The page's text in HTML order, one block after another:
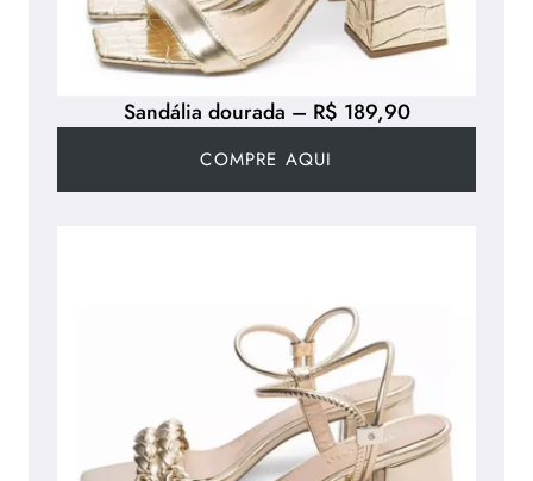
Sandália dourada – R$ 189,90
COMPRE AQUI